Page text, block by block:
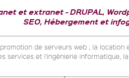
et extranet DRUPAL,
SEO, Hébergement et
de serveurs web ; la
services et l'ingénierie informatique,